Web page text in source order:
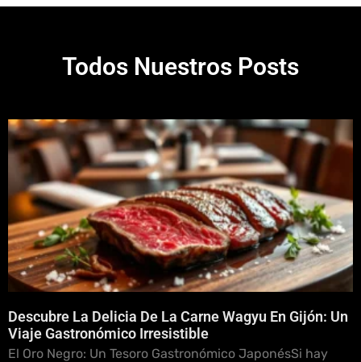
Todos Nuestros Posts
Descubre La Delicia De La Carne Wagyu En Gijón: Un
Viaje Gastronómico Irresistible
El Oro Negro: Un Tesoro Gastronómico JaponésSi hay